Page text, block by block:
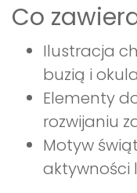
Co
Ilustracja
buzią i
Elementy
rozwijaniu
Motyw
aktywności